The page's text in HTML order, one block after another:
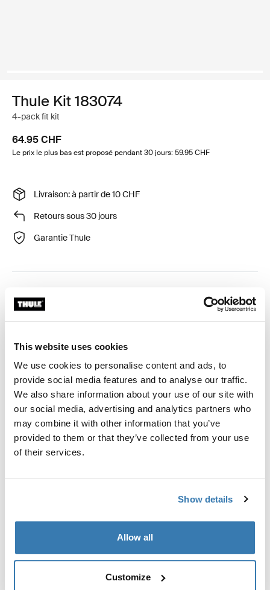
This website uses cookies
We use cookies to personalise content and ads, to
provide social media features and to analyse our traffic.
We also share information about your use of our site with
our social media, advertising and analytics partners who
may combine it with other information that you’ve
provided to them or that they’ve collected from your use
of their services.
Show details
Allow all
Customize
Thule Kit 183074
4-pack fit kit
64.95 CHF
Le prix le plus bas est proposé pendant 30 jours: 59.95 CHF
Livraison: à partir de 10 CHF
Retours sous 30 jours
Garantie Thule
Kit d'adaptation requis pour une adaptation parfaite de
la barre de toit sur une voiture spécifique.
Toggle techspec
Caractéristiques techniques
Toggle guides and instructions
Instructions
Commentaires
Informations de fabrication
Marque déposée : Thule Sweden AB
Nom du fabricant : Thule Sweden
Adresse du fabricant : Borggatan 5, 335 73 Hillerstorp,
E-mail : Kontakt@thule.com